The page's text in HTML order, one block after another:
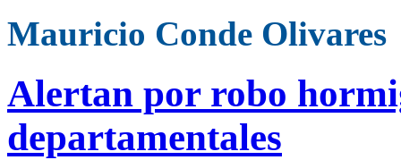
Mauricio Conde Olivares
Alertan por robo
departamentales